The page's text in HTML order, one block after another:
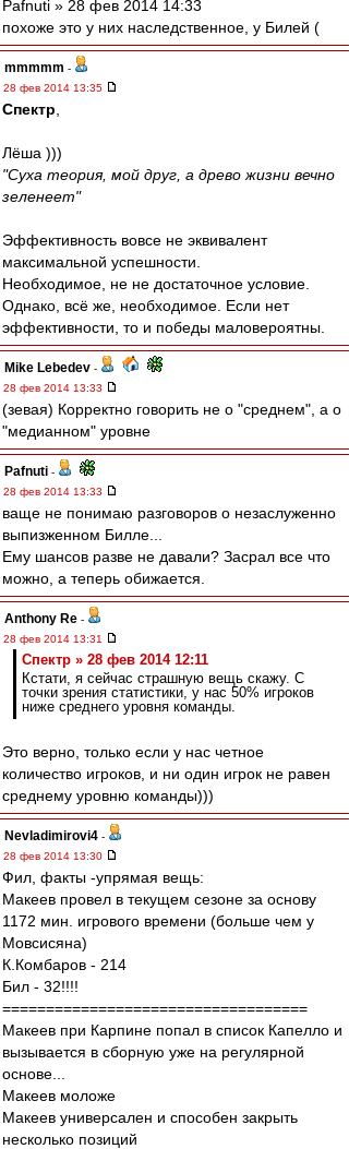
Pafnuti » 28 фев 2014 14:33
похоже это у них наследственное, у Билей (
mmmmm -
28 фев 2014 13:35
Спектр
Лёша )))
"Суха теория, мой друг, а древо жизни вечно
зеленеет"
Эффективность вовсе не эквивалент
максимальной успешности.
Необходимое, не не достаточное условие.
Однако, всё же, необходимое. Если нет
эффективности, то и победы маловероятны.
Mike Lebedev -
28 фев 2014 13:33
(зевая) Корректно говорить не о "среднем", а о
"медианном" уровне
Pafnuti -
28 фев 2014 13:33
ваще не понимаю разговоров о незаслуженно
выпизженном Билле...
Ему шансов разве не давали? Засрал все что
можно, а теперь обижается.
Anthony Re -
28 фев 2014 13:31
Спектр » 28 фев 2014 12:11
Кстати, я сейчас страшную вещь скажу. С
точки зрения статистики, у нас 50% игроков
ниже среднего уровня команды.
Это верно, только если у нас четное
количество игроков, и ни один игрок не равен
среднему уровню команды)))
Nevladimirovi4 -
28 фев 2014 13:30
Фил, факты -упрямая вещь:
Макеев провел в текущем сезоне за основу
1172 мин. игрового времени (больше чем у
Мовсисяна)
К.Комбаров - 214
Бил - 32!!!!
===================================
Макеев при Карпине попал в список Капелло и
вызывается в сборную уже на регулярной
основе...
Макеев моложе
Макеев универсален и способен закрыть
несколько позиций